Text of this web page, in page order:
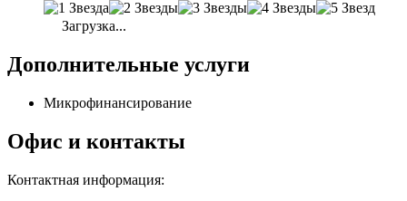
Загрузка...
Дополнительные услуги
Микрофинансирование
Офис и контакты
Контактная информация: